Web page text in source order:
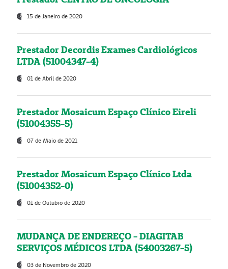
15 de Janeiro de 2020
Prestador Decordis Exames Cardiológicos
LTDA (51004347-4)
01 de Abril de 2020
Prestador Mosaicum Espaço Clínico Eireli
(51004355-5)
07 de Maio de 2021
Prestador Mosaicum Espaço Clínico Ltda
(51004352-0)
01 de Outubro de 2020
MUDANÇA DE ENDEREÇO - DIAGITAB
SERVIÇOS MÉDICOS LTDA (54003267-5)
03 de Novembro de 2020